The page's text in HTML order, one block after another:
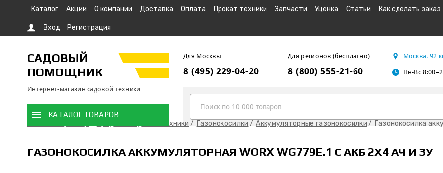
Каталог Акции О компании Доставка Оплата Прокат техники Запчасти Уценка Статьи Как сделать заказ
Вход Регистрация
САДОВЫЙ
ПОМОЩНИК
Интернет-магазин садовой техники
Для Москвы
8 (495) 229-04-20
Для регионов (бесплатно)
8 (800) 555-21-60
Москва. 92
Пн-Вс
КАТАЛОГ ТОВАРОВ
Продажа садовой техники Газонокосилки Аккумуляторные газонокосилки Газонокосилка
ГАЗОНОКОСИЛКА АККУМУЛЯТОРНАЯ WORX WG779E.1 С АКБ 2Х4 АЧ И ЗУ